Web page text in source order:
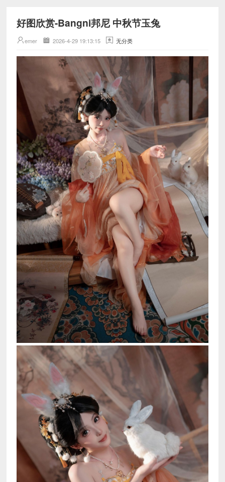
好图欣赏-Bangni邦尼 中秋节玉兔
emer 2026-4-29 19:13:15 无分类